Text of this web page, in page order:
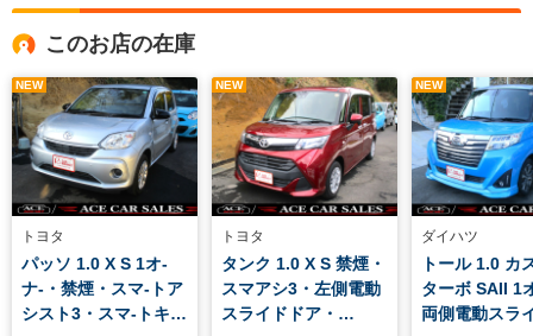
このお店の在庫
NEW
トヨタ
パッソ 1.0 X S 1オ-
ナ-・禁煙・スマ-トア
シスト3・スマ-トキ-&
NEW
トヨタ
タンク 1.0 X S 禁煙・
スマアシ3・左側電動
スライドドア・
NEW
ダイハツ
トール 1.0 カ
ターボ SAII 1
両側電動スラ